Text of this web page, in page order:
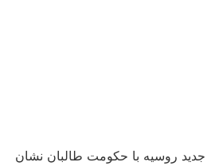
روسیه با حکومت طالبان نشان